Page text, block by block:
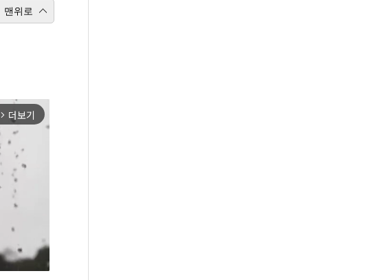
맨위로
arrow_forward_ios 더보기